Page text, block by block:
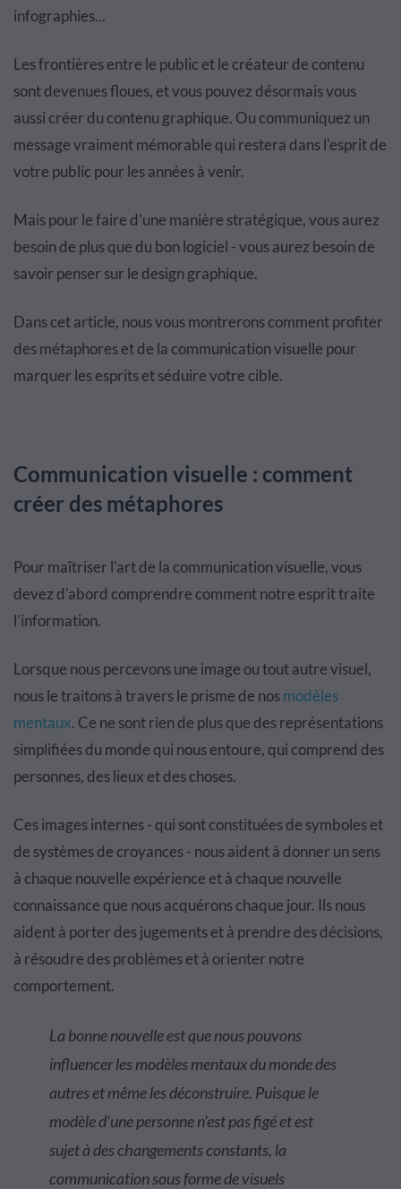
infographies...
Les frontières entre le public et le créateur de contenu
sont devenues floues, et vous pouvez désormais vous
aussi créer du contenu graphique. Ou communiquez un
message vraiment mémorable qui restera dans l'esprit de
votre public pour les années à venir.
Mais pour le faire d'une manière stratégique, vous aurez
besoin de plus que du bon logiciel - vous aurez besoin de
savoir penser sur le design graphique.
Dans cet article, nous vous montrerons comment profiter
des métaphores et de la communication visuelle pour
marquer les esprits et séduire votre cible.
Communication visuelle : comment
créer des métaphores
Pour maîtriser l'art de la communication visuelle, vous
devez d'abord comprendre comment notre esprit traite
l'information.
Lorsque nous percevons une image ou tout autre visuel,
nous le traitons à travers le prisme de nosmodèles
mentaux. Ce ne sont rien de plus que des représentations
simplifiées du monde qui nous entoure, qui comprend des
personnes, des lieux et des choses.
Ces images internes - qui sont constituées de symboles et
de systèmes de croyances - nous aident à donner un sens
à chaque nouvelle expérience et à chaque nouvelle
connaissance que nous acquérons chaque jour. Ils nous
aident à porter des jugements et à prendre des décisions,
à résoudre des problèmes et à orienter notre
comportement.
La bonne nouvelle est que nous pouvons
influencer les modèles mentaux du monde des
autres et même les déconstruire. Puisque le
modèle d'une personne n'est pas figé et est
sujet à des changements constants, la
communication sous forme de visuels